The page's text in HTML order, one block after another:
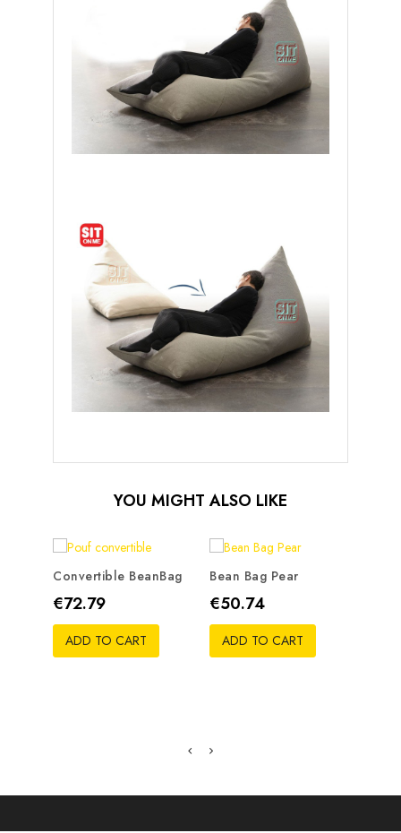
YOU MIGHT ALSO LIKE
Convertible BeanBag
Price
€72.79
ADD TO CART
Bean Bag Pear
Price
€50.74
ADD TO CART